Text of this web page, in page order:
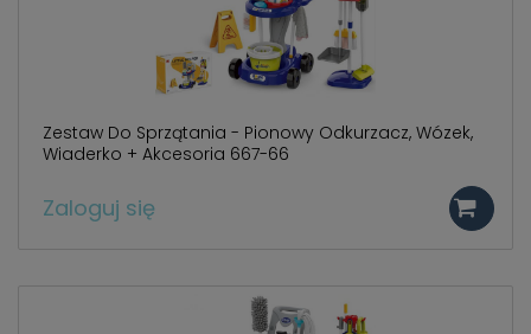
Zestaw Do Sprzątania - Pionowy Odkurzacz, Wózek,
Wiaderko + Akcesoria 667-66
Zaloguj się